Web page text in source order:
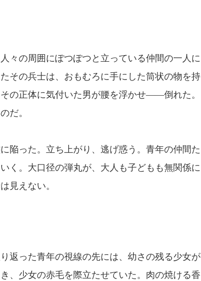
々の周囲にぽつぽつと立っている仲間の一人に
その兵士は、おもむろに手にした筒状の物を持
の正体に気付いた男が腰を浮かせ――倒れた。
だ。
に陥った。立ち上がり、逃げ惑う。青年の仲間た
く。大口径の弾丸が、大人も子どもも無関係に
見えない。
返った青年の視線の先には、幼さの残る少女が
、少女の赤毛を際立たせていた。肉の焼ける香